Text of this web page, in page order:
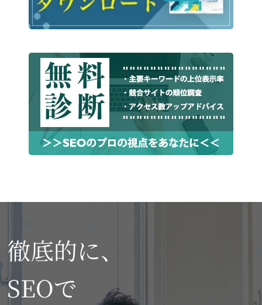
徹底的に、
SEOで